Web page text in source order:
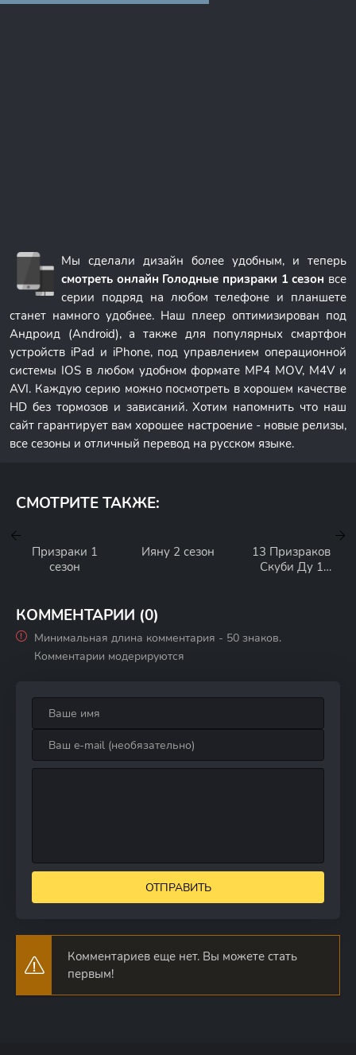
Мы сделали дизайн более удобным, и теперь
смотреть онлайн Голодные призраки 1 сезон все
серии подряд на любом телефоне и планшете
станет намного удобнее. Наш плеер оптимизирован под
Андроид (Android), а также для популярных смартфон
устройств iPad и iPhone, под управлением операционной
системы IOS в любом удобном формате MP4 MOV, M4V и
AVI. Каждую серию можно посмотреть в хорошем качестве
HD без тормозов и зависаний. Хотим напомнить что наш
сайт гарантирует вам хорошее настроение - новые релизы,
все сезоны и отличный перевод на русском языке.
СМОТРИТЕ ТАКЖЕ:
Призраки 1
сезон
Ияну 2 сезон
13 Призраков
Скуби Ду 1
КОММЕНТАРИИ (0)
Минимальная длина комментария - 50 знаков.
Комментарии модерируются
ОТПРАВИТЬ
Комментариев еще нет. Вы можете стать
первым!